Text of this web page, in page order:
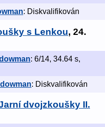
: Diskvalifikován
s Lenkou, 24.
: 6/14, 34.64 s,
: Diskvalifikován
dvojzkoušky II.